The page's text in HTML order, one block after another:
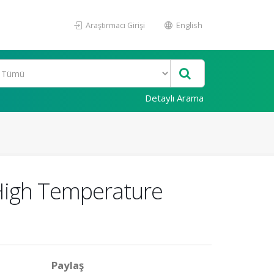
Araştırmacı Girişi English
Detaylı Arama
Temperature
Paylaş